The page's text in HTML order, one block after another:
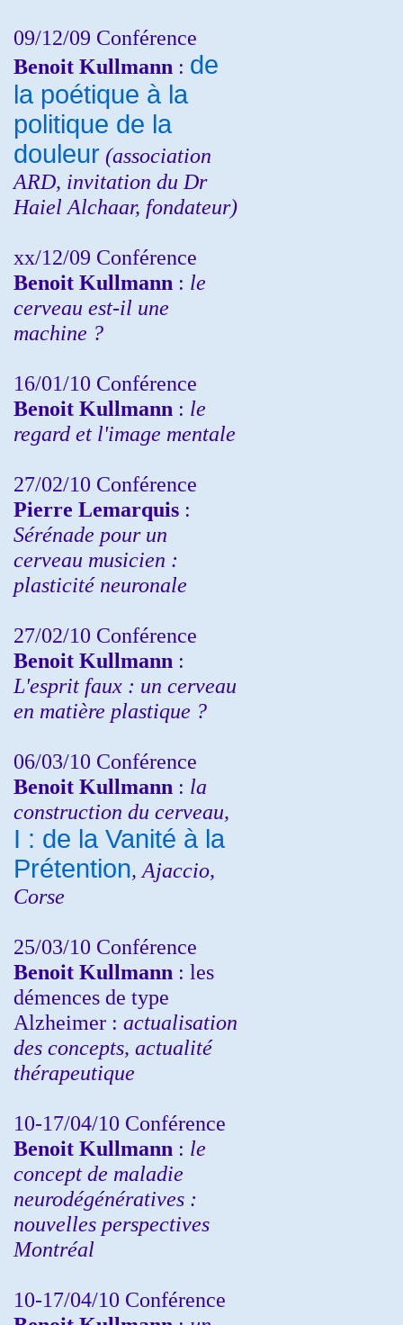
09/12/09 Conférence
Benoit Kullmann : de
la poétique à la
politique de la
douleur (association
ARD, invitation du Dr
Haiel Alchaar, fondateur)
xx/12/09 Conférence
Benoit Kullmann : le
cerveau est-il une
machine ?
16/01/10 Conférence
Benoit Kullmann : le
regard et l'image mentale
27/02/10 Conférence
Pierre Lemarquis :
Sérénade pour un
cerveau musicien :
plasticité neuronale
27/02/10 Conférence
Benoit Kullmann :
L'esprit faux : un cerveau
en matière plastique ?
06/03/10 Conférence
Benoit Kullmann : la
construction du cerveau,
I : de la Vanité à la
Prétention, Ajaccio,
Corse
25/03/10 Conférence
Benoit Kullmann : les
démences de type
Alzheimer : actualisation
des concepts, actualité
thérapeutique
10-17/04/10 Conférence
Benoit Kullmann : le
concept de maladie
neurodégénératives :
nouvelles perspectives
Montréal
10-17/04/10 Conférence